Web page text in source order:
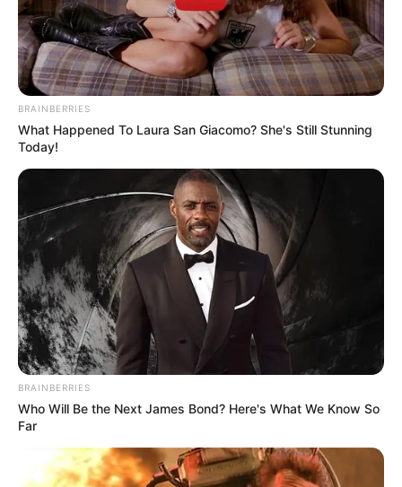
BRAINBERRIES
What Happened To Laura San Giacomo? She's Still Stunning
Today!
BRAINBERRIES
Who Will Be the Next James Bond? Here's What We Know So
Far